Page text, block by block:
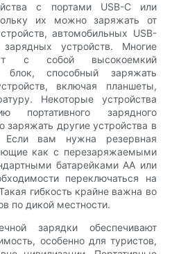
с портами USB-C или
их можно заряжать от
автомобильных USB-
устройств. Многие
с собой высокоемкий
блок, способный заряжать
включая планшеты,
Некоторые устройства
зарядного
заряжать другие устройства в
Если вам нужна резервная
как с перезаряжаемыми
батарейками AA или
переключаться на
гибкость крайне важна во
по дикой местности.
зарядки обеспечивают
особенно для туристов,